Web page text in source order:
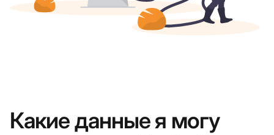
Какие данные я могу